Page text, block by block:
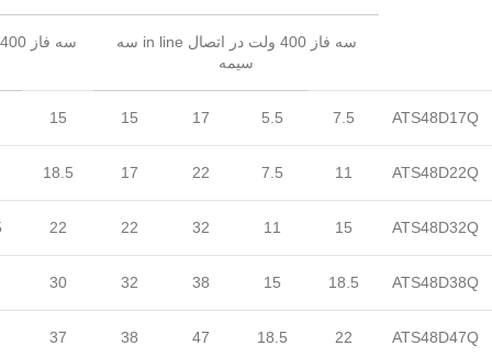
سه فاز 400 ولت در اتصال in line سه
سیمه
ATS48D17Q
7.5
5.5
17
15
15
ATS48D22Q
11
7.5
22
17
18.5
ATS48D32Q
15
11
32
22
22
ATS48D38Q
18.5
15
38
32
30
ATS48D47Q
22
18.5
47
38
37